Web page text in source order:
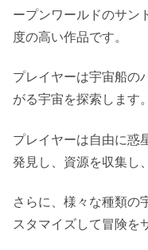
ープンワールドのサン
度の高い作品です。
プレイヤーは宇宙船の
がる宇宙を探索します。
プレイヤーは自由に惑
発見し、資源を収集し
さらに、様々な種類の
スタマイズして冒険を